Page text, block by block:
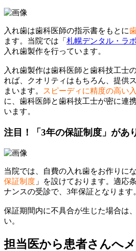
入れ歯は歯科医師の指示書をもとに
ます。当院では「 札幌デンタル・ラ
入れ歯製作を行っています。
入れ歯製作は歯科医師と歯科技工士
れば、クオリティはもちろん、提供
まいます。
スピーディに精度の高い
に、歯科医師と歯科技工士が密に連
います。
注目！ 「3年の保証制度」があ
当院では、自費の入れ歯をお作りに
保証制度 」を設けております。適応
ナンスの受診で、3年保証となります
保証期間内に不具合が生じた場合は
い。
担当医から患者さんへ